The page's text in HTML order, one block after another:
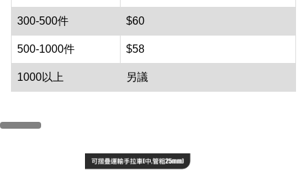
300-500件 $60
500-1000件 $58
1000以上 另議